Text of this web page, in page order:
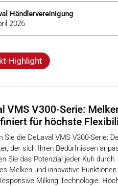
Händlervereinigung
2026
Highlight
VMS V300-Serie:
für höchste
Sie die DeLaval VMS V300-Serie:
der sich Ihren Bedürfnissen
Sie das Potenzial jeder Kuh durch
Melken und innovative
Milking Technologie.